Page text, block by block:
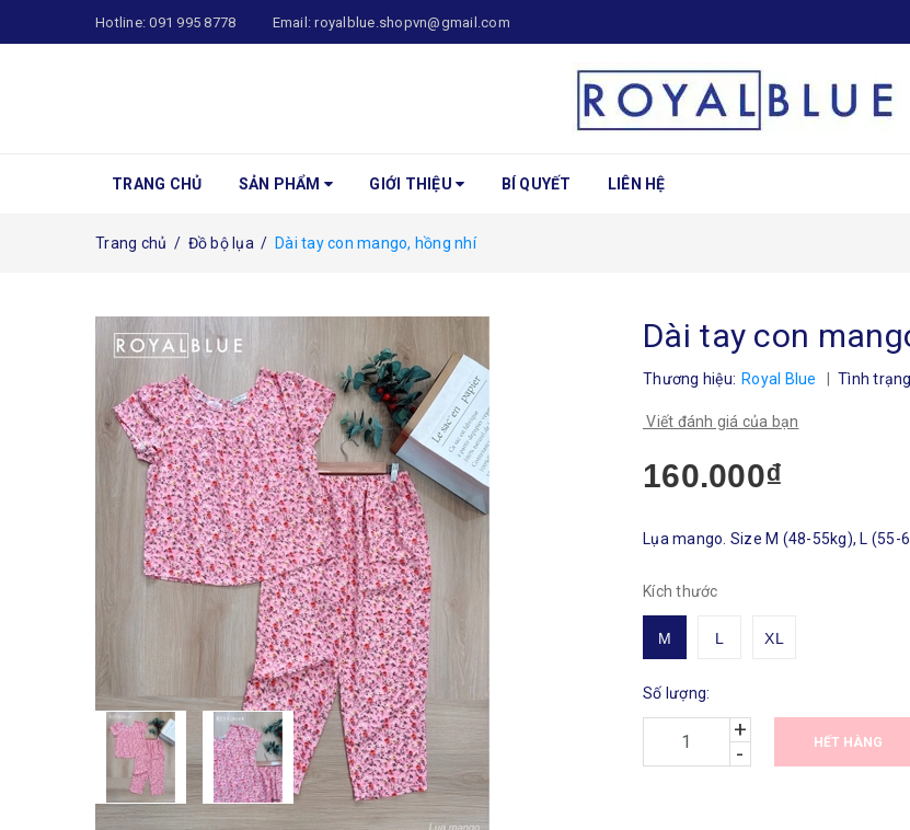
Hotline:091 995 8778 Email:royalblue.shopvn@gmail.com
TRANG CHỦ SẢN PHẨM GIỚI THIỆU BÍ QUYẾT LIÊN HỆ
Trang chủ / Đồ bộ lụa / Dài tay con mango, hồng nhí
Dài tay con
Thương hiệu: Royal Blue Tình
Viết đánh giá của bạn
160.000₫
Lụa mango. Size M (48-55kg), L (55-
Kích thước
M L XL
Số lượng:
+
-
HẾT HÀNG